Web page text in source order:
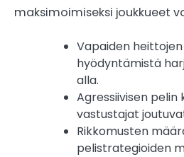
maksimoimiseksi joukkueet
Vapaiden
hyödyntämistä
alla.
Agressiivisen
vastustajat
Rikkomusten
pelistrategioiden